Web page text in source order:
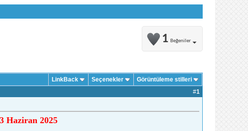
1 Beğeniler
LinkBack Seçenekler Görüntüleme stilleri
#1
Haziran 2025